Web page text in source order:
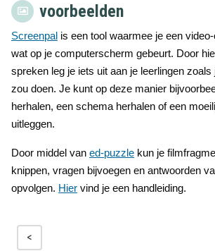
voorbeelden
Screenpal is een tool waarmee je een
wat op je computerscherm gebeurt. Door
spreken leg je iets uit aan je leerlingen
zou doen. Je kunt op deze manier
herhalen, een schema herhalen of een
uitleggen.
Door middel van ed-puzzle kun je
knippen, vragen bijvoegen en antwoorden
opvolgen. Hier vind je een handleiding.
<